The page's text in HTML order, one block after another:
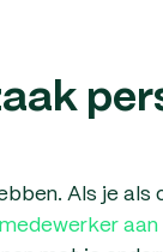
Als je
medewerker